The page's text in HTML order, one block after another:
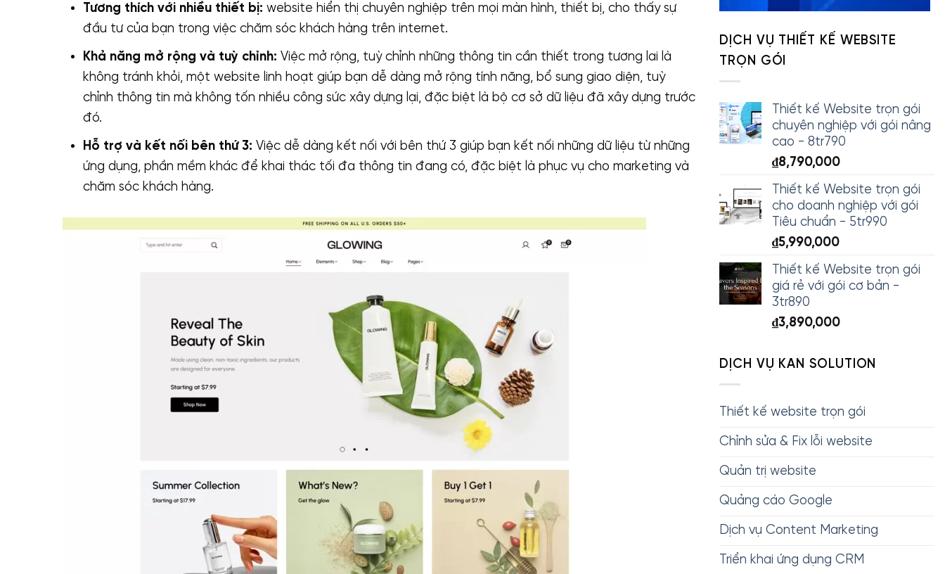
Tương thích với nhiều thiết bị: website hiển thị chuyên nghiệp trên mọi màn hình, thiết bị, cho thấy sự
đầu tư của bạn trong việc chăm sóc khách hàng trên internet.
Khả năng mở rộng và tuỳ chỉnh: Việc mở rộng, tuỳ chỉnh những thông tin cần thiết trong tương lai là
không tránh khỏi, một website linh hoạt giúp bạn dễ dàng mở rộng tính năng, bổ sung giao diện, tuỳ
chỉnh thông tin mà không tốn nhiều công sức xây dựng lại, đặc biệt là bộ cơ sở dữ liệu đã xây dựng trước
đó.
Hỗ trợ và kết nối bên thứ 3: Việc dễ dàng kết nối với bên thứ 3 giúp bạn kết nối những dữ liệu từ những
ứng dụng, phần mềm khác để khai thác tối đa thông tin đang có, đặc biệt là phục vụ cho marketing và
chăm sóc khách hàng.
DỊCH VỤ THIẾT KẾ WEBSITE
TRỌN GÓI
Thiết kế Website trọn gói
chuyên nghiệp với gói nâng
cao - 8tr790
₫8,790,000
Thiết kế Website trọn gói
cho doanh nghiệp với gói
Tiêu chuẩn - 5tr990
₫5,990,000
Thiết kế Website trọn gói
giá rẻ với gói cơ bản -
3tr890
₫3,890,000
DỊCH VỤ KAN SOLUTION
Thiết kế website trọn gói
Chỉnh sửa & Fix lỗi website
Quản trị website
Quảng cáo Google
Dịch vụ Content Marketing
Triển khai ứng dụng CRM